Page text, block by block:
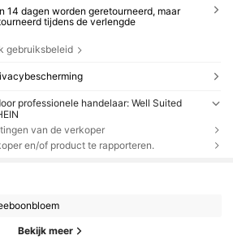
14 dagen worden geretourneerd, maar
tijdens de verlengde
gebruiksbeleid
professionele handelaar: Well Suited
van de verkoper
en/of product te rapporteren.
Bekijk meer